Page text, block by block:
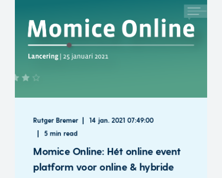
Rutger Bremer 14 jan. 2021 07:49:00
5 min read
Momice Online: Hét online event
platform voor online & hybride